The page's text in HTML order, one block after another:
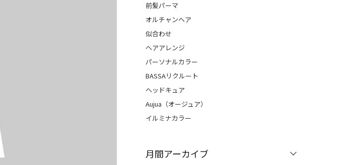
前髪パーマ
オルチャンヘア
似合わせ
ヘアアレンジ
パーソナルカラー
BASSAリクルート
ヘッドキュア
Aujua（オージュア）
イルミナカラー
月間アーカイブ